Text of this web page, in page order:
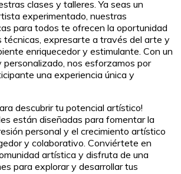
clases y talleres. Ya seas un
experimentado, nuestras
para todos te ofrecen la oportunidad
técnicas, expresarte a través del arte y
enriquecedor y estimulante. Con un
personalizado, nos esforzamos por
una experiencia única y
descubrir tu potencial artístico!
están diseñadas para fomentar la
personal y el crecimiento artístico
y colaborativo. Conviértete en
artística y disfruta de una
para explorar y desarrollar tus